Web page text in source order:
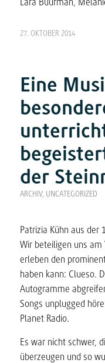
27. OKTOBER 2014
Eine
der
ARCHIV, UNCATEGORIZED
Patrizia Kühn aus der
Wir beteiligen uns am
erleben den
haben kann: Clueso.
Autogramme
Songs unplugged
Planet Radio.
Es war nicht schwer,
überzeugen und so